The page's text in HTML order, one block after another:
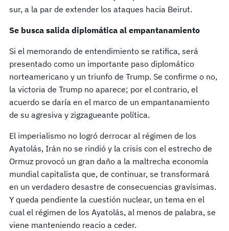
sur, a la par de extender los ataques hacia Beirut.
Se busca salida diplomática al empantanamiento
Si el memorando de entendimiento se ratifica, será
presentado como un importante paso diplomático
norteamericano y un triunfo de Trump. Se confirme o no,
la victoria de Trump no aparece; por el contrario, el
acuerdo se daría en el marco de un empantanamiento
de su agresiva y zigzagueante política.
El imperialismo no logró derrocar al régimen de los
Ayatolás, Irán no se rindió y la crisis con el estrecho de
Ormuz provocó un gran daño a la maltrecha economía
mundial capitalista que, de continuar, se transformará
en un verdadero desastre de consecuencias gravísimas.
Y queda pendiente la cuestión nuclear, un tema en el
cual el régimen de los Ayatolás, al menos de palabra, se
viene manteniendo reacio a ceder.